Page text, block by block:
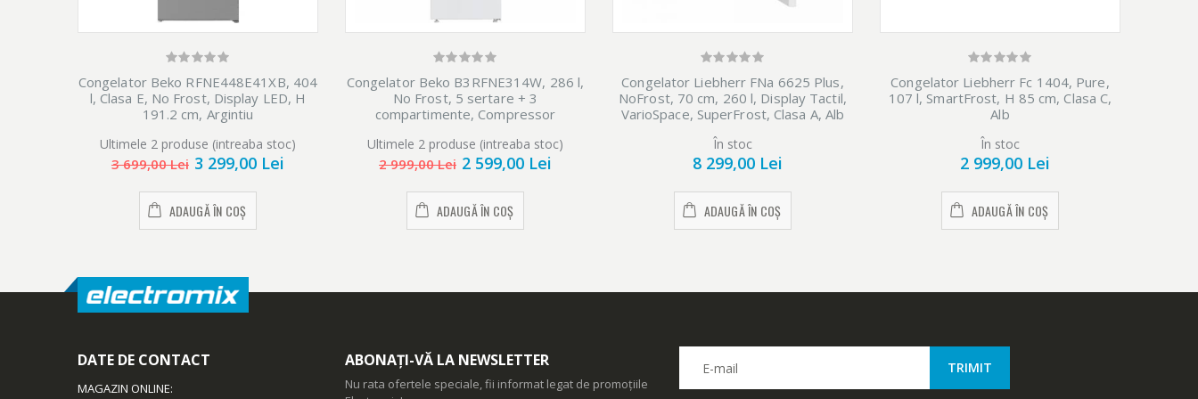
Congelator Beko RFNE448E41XB, 404
l, Clasa E, No Frost, Display LED, H
191.2 cm, Argintiu
Ultimele 2 produse (intreaba stoc)
3 699,00 Lei 3 299,00 Lei
ADAUGĂ ÎN COȘ
Congelator Beko B3RFNE314W, 286 l,
No Frost, 5 sertare + 3
compartimente, Compressor
alb
Ultimele 2 produse (intreaba stoc)
2 999,00 Lei 2 599,00 Lei
ADAUGĂ ÎN COȘ
Congelator Liebherr FNa 6625 Plus,
NoFrost, 70 cm, 260 l, Display Tactil,
VarioSpace, SuperFrost, Clasa A, Alb
În stoc
8 299,00 Lei
ADAUGĂ ÎN COȘ
Congelator Liebherr Fc 1404, Pure,
107 l, SmartFrost, H 85 cm, Clasa C,
Alb
În stoc
2 999,00 Lei
ADAUGĂ ÎN COȘ
DATE DE CONTACT
MAGAZIN ONLINE:
ABONAȚI-VĂ LA NEWSLETTER
Nu rata ofertele speciale, fii informat legat de promoțiile